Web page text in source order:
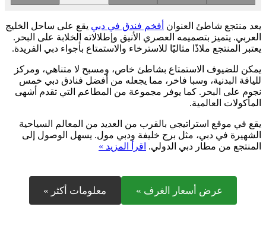
يعد منتجع شاطئ العنوان أفخم فندق في دبي يقع على ساحل الخليج
العربي. يتميز بتصميمه العصري الأنيق وإطلالاته الخلابة على البحر.
يعتبر المنتجع ملاذًا مثاليًا للاسترخاء والاستمتاع بأجواء دبي الفريدة.
يمكن للضيوف الاستمتاع بشاطئ خاص، ومسبح لا متناهي، ومركز
للياقة البدنية، وسبا فاخر، مما يجعله من أفضل فنادق دبي خمس
نجوم على البحر. كما يوفر مجموعة من المطاعم التي تقدم أشهى
المأكولات العالمية.
يقع في موقع استراتيجي بالقرب من العديد من المعالم السياحية
الشهيرة في دبي، مثل برج خليفة ودبي مول. يسهل الوصول إلى
المنتجع من مطار دبي الدولي. اقرأ المزيد »
عرض أسعار الغرف » معلومات أكثر »